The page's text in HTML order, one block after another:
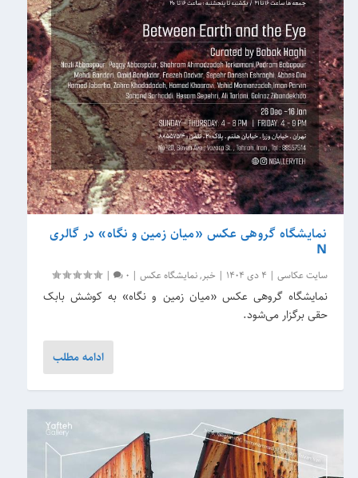
نمایشگاه گروهی عکس «میان زمین و نگاه» در گالری
N
سایت عکاسی | 4 دی 1404 | خبر,نمایشگاه عکس |
0
|
نمایشگاه گروهی عکس «میان زمین و نگاه» به کوشش بابک
حقی برگزار می‌شود.
ادامه مطلب